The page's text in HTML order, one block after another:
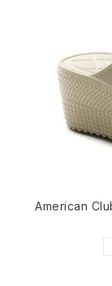
American